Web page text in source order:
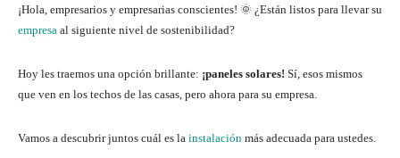
¡Hola, empresarios y empresarias conscientes! 🌞 ¿Están listos para llevar su
empresa al siguiente nivel de sostenibilidad?
Hoy les traemos una opción brillante: ¡paneles solares! Sí, esos mismos
que ven en los techos de las casas, pero ahora para su empresa.
Vamos a descubrir juntos cuál es la instalación más adecuada para ustedes.